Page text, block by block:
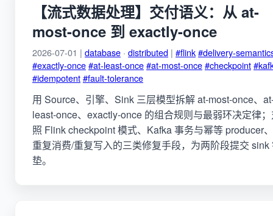
【流式数据处理】交付语义：从 at-
most-once 到 exactly-once
2026-07-01 | database · distributed | #flink#delivery-
#exactly-once#at-least-once#at-most-once#checkpoint
#idempotent#fault-tolerance
用 Source、引擎、Sink 三层模型拆解 at-most-once、
least-once、exactly-once 的组合规则与最弱环决定律
照 Flink checkpoint 模式、Kafka 事务与幂等 producer、
重复消费/重复写入的三类修复手段，为两阶段提交 sink
垫。